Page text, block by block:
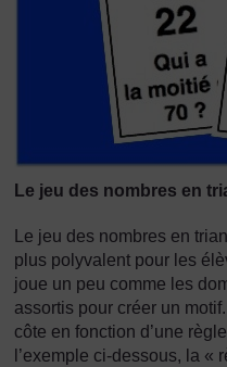
Le jeu des nombres en
Le jeu des nombres en
plus polyvalent pour les
joue un peu comme les
assortis pour créer un
côte en fonction d’une
l’exemple ci-dessous, la «